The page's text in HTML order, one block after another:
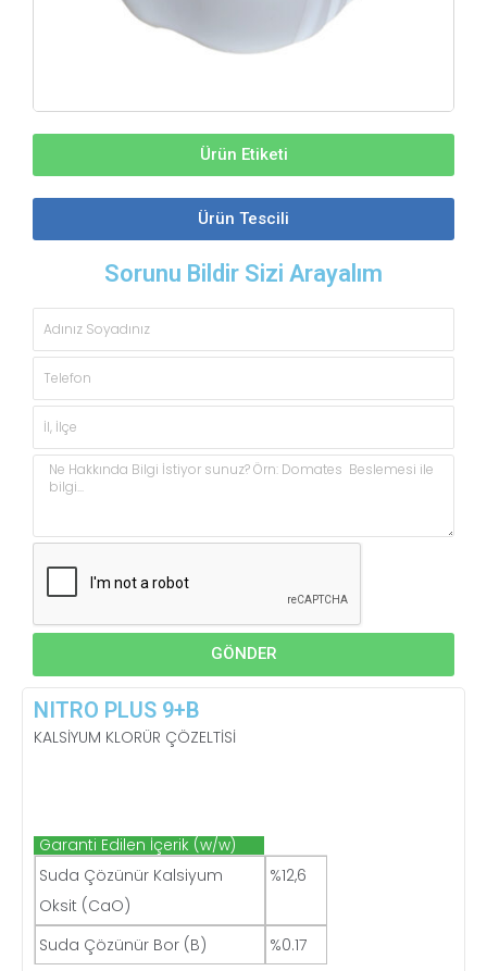
Ürün Etiketi
Ürün Tescili
Sorunu Bildir Sizi Arayalım
Adınız
Soyadınız
Telefon
İlçe
Açıklama
GÖNDER
NITRO PLUS 9+B
KALSİYUM KLORÜR ÇÖZELTİSİ
Garanti Edilen İçerik (w/w)
Suda Çözünür Kalsiyum
Oksit (CaO)
%12,6
Suda Çözünür Bor (B) %0.17